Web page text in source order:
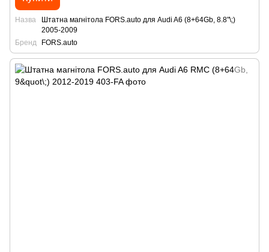
Назва
Штатна магнітола FORS.auto для Audi A6 (8+64Gb, 8.8"\;)
2005-2009
Бренд
FORS.auto